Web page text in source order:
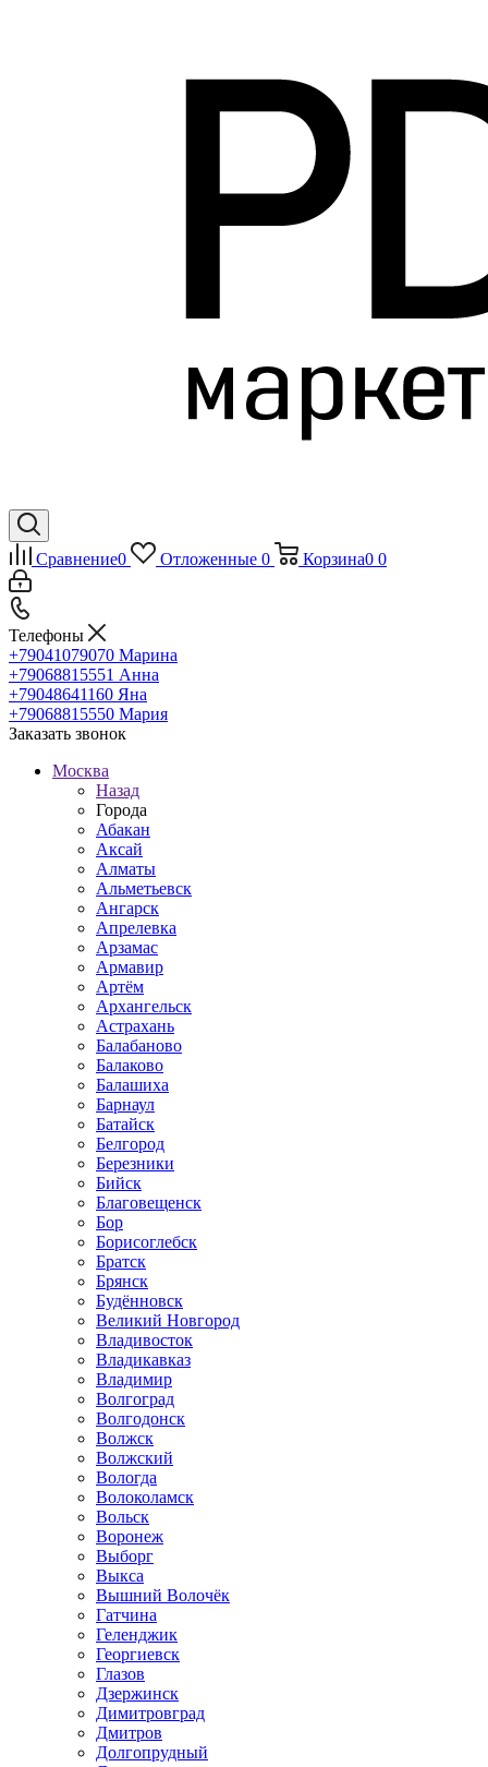
Сравнение0 Отложенные 0 Корзина0 0
Телефоны
+79041079070 Марина
+79068815551 Анна
+79048641160 Яна
+79068815550 Мария
Заказать звонок
Москва
Назад
Города
Абакан
Аксай
Алматы
Альметьевск
Ангарск
Апрелевка
Арзамас
Армавир
Артём
Архангельск
Астрахань
Балабаново
Балаково
Балашиха
Барнаул
Батайск
Белгород
Березники
Бийск
Благовещенск
Бор
Борисоглебск
Братск
Брянск
Будённовск
Великий Новгород
Владивосток
Владикавказ
Владимир
Волгоград
Волгодонск
Волжск
Волжский
Вологда
Волоколамск
Вольск
Воронеж
Выборг
Выкса
Вышний Волочёк
Гатчина
Геленджик
Георгиевск
Глазов
Дзержинск
Димитровград
Дмитров
Долгопрудный